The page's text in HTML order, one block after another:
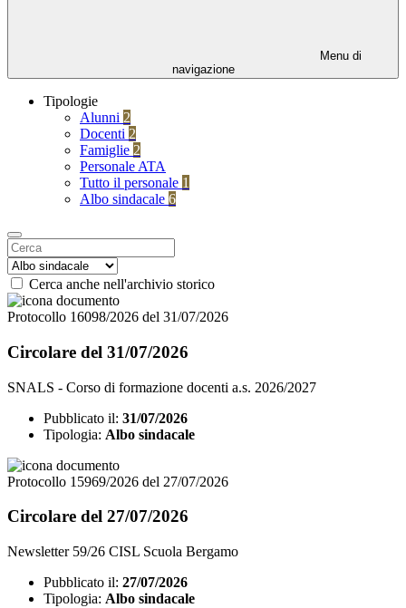
Menu di
navigazione
Tipologie
Alunni 2
Docenti 2
Famiglie 2
Personale ATA
Tutto il personale 1
Albo sindacale 6
Cerca anche nell'archivio storico
Protocollo 16098/2026 del 31/07/2026
Circolare del 31/07/2026
SNALS - Corso di formazione docenti a.s. 2026/2027
Pubblicato il: 31/07/2026
Tipologia: Albo sindacale
Protocollo 15969/2026 del 27/07/2026
Circolare del 27/07/2026
Newsletter 59/26 CISL Scuola Bergamo
Pubblicato il: 27/07/2026
Tipologia: Albo sindacale